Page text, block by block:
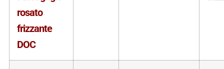
rosato
frizzante
DOC